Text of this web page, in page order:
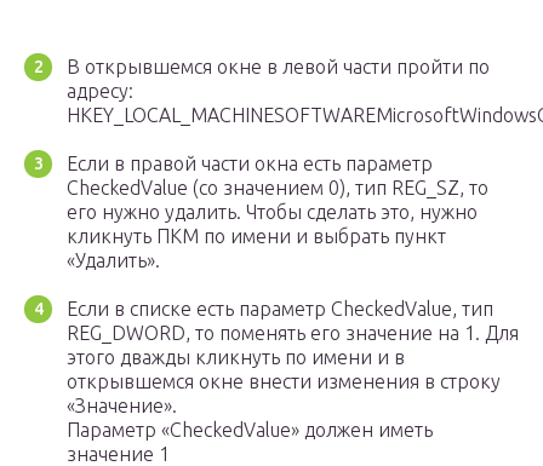
В открывшемся окне в левой части пройти по
адресу:
Если в правой части окна есть параметр
CheckedValue (со значением 0), тип REG_SZ, то
его нужно удалить. Чтобы сделать это, нужно
кликнуть ПКМ по имени и выбрать пункт
«Удалить».
Если в списке есть параметр CheckedValue, тип
REG_DWORD, то поменять его значение на 1. Для
этого дважды кликнуть по имени и в
открывшемся окне внести изменения в строку
«Значение».
Параметр «CheckedValue» должен иметь
значение 1